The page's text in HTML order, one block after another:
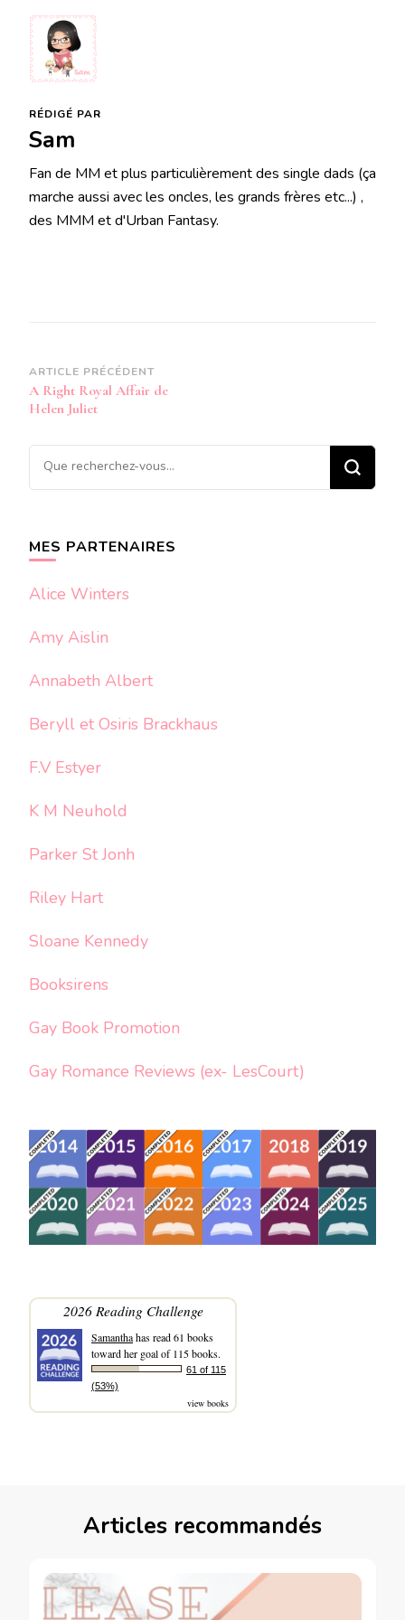
RÉDIGÉ PAR
Sam
Fan de MM et plus particulièrement des single dads (ça
marche aussi avec les oncles, les grands frères etc...) ,
des MMM et d'Urban Fantasy.
Navigation
d’article
ARTICLE PRÉCÉDENT
A Right Royal Affair de
Helen Juliet
Vous
recherchiez
MES PARTENAIRES
Alice Winters
Amy Aislin
Annabeth Albert
Beryll et Osiris Brackhaus
F.V Estyer
K M Neuhold
Parker St Jonh
Riley Hart
Sloane Kennedy
Booksirens
Gay Book Promotion
Gay Romance Reviews (ex- LesCourt)
2026 Reading Challenge
Samanthahas read 61 books
toward her goal of 115 books.
61 of 115
(53%)
view books
Articles recommandés